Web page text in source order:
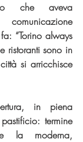
che aveva
“Torino always
ristoranti sono in
si arricchisce
in piena
termine
la moderna,